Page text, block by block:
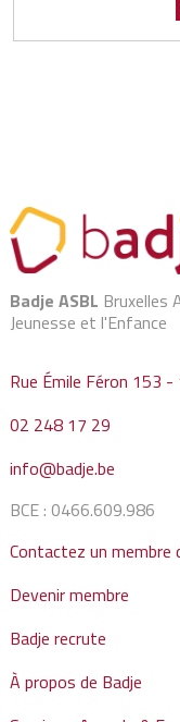
Badje ASBL Bruxelles
Jeunesse et l'Enfance
Rue Émile Féron 153
02 248 17 29
info@badje.be
BCE : 0466.609.986
Contactez un membre
Devenir membre
Badje recrute
À propos de Badje